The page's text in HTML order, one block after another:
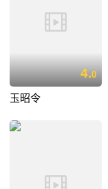
4.0
玉昭令